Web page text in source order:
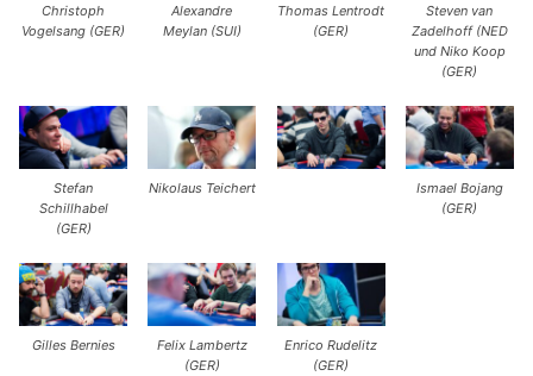
Christoph
Vogelsang (GER)
Alexandre
Meylan (SUI)
Thomas Lentrodt
(GER)
Steven van
Zadelhoff (NED
und Niko Koop
(GER)
Stefan
Schillhabel
(GER)
Nikolaus Teichert
Ismael Bojang
(GER)
Gilles Bernies
Felix Lambertz
(GER)
Enrico Rudelitz
(GER)